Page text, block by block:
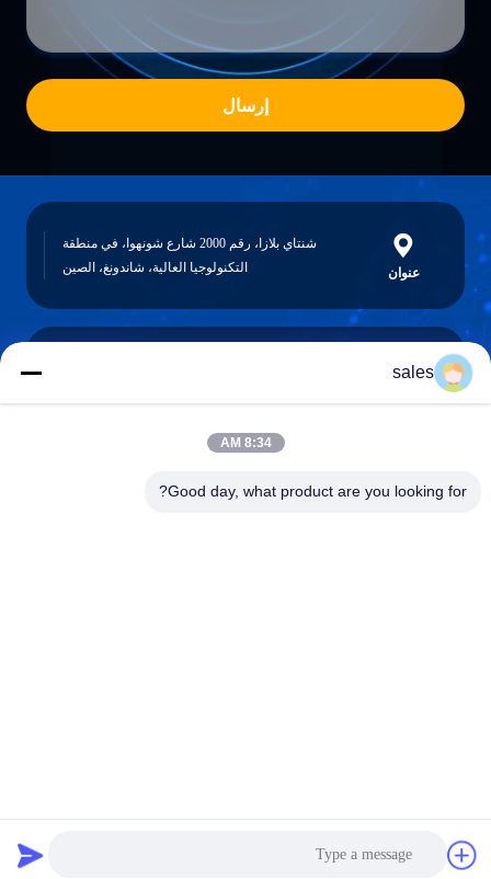
إرسال
عنوان
شنتاي بلازا، رقم 2000 شارع شونهوا، في منطقة
التكنولوجيا العالية، شاندونغ، الصين
sales
8:34 AM
Good day, what product are you looking for?